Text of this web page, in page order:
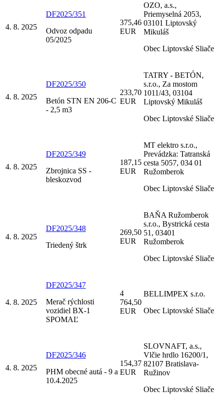
4. 8. 2025
DF2025/351
Odvoz odpadu
05/2025
375,46
EUR
OZO, a.s.,
Priemyselná 2053,
03101 Liptovský
Mikuláš
Obec Liptovské Sliače
4. 8. 2025
DF2025/350
Betón STN EN 206-C
- 2,5 m3
233,70
EUR
TATRY - BETÓN,
s.r.o., Za mostom
1011/43, 03104
Liptovský Mikuláš
Obec Liptovské Sliače
4. 8. 2025
DF2025/349
Zbrojnica SS -
bleskozvod
187,15
EUR
MT elektro s.r.o.,
Prevádzka: Tatranská
cesta 5057, 034 01
Ružomberok
Obec Liptovské Sliače
4. 8. 2025
DF2025/348
Triedený štrk
269,50
EUR
BAŇA Ružomberok
s.r.o., Bystrická cesta
51, 03401
Ružomberok
Obec Liptovské Sliače
4. 8. 2025
DF2025/347
Merač rýchlosti
vozidiel BX-1
SPOMAĽ
4
764,50
EUR
BELLIMPEX s.r.o.
Obec Liptovské Sliače
4. 8. 2025
DF2025/346
PHM obecné autá - 9 a
10.4.2025
154,37
EUR
SLOVNAFT, a.s.,
Vlčie hrdlo 16200/1,
82107 Bratislava-
Ružinov
Obec Liptovské Sliače